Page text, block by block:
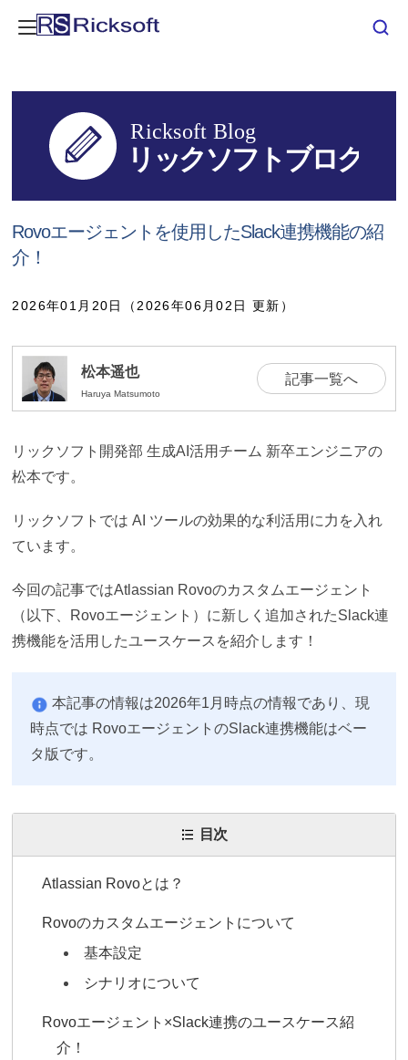
Rovoエージェントを使用したSlack連携機能の紹
介！
2026年01月20日（2026年06月02日 更新）
松本遥也
Haruya Matsumoto
記事一覧へ
リックソフト開発部 生成AI活用チーム 新卒エンジニアの
松本です。
リックソフトでは AI ツールの効果的な利活用に力を入れ
ています。
今回の記事ではAtlassian Rovoのカスタムエージェント
（以下、Rovoエージェント）に新しく追加されたSlack連
携機能を活用したユースケースを紹介します！
本記事の情報は2026年1月時点の情報であり、現
時点では RovoエージェントのSlack連携機能はベー
タ版です。
目次
Atlassian Rovoとは？
Rovoのカスタムエージェントについて
基本設定
シナリオについて
Rovoエージェント×Slack連携のユースケース紹
介！